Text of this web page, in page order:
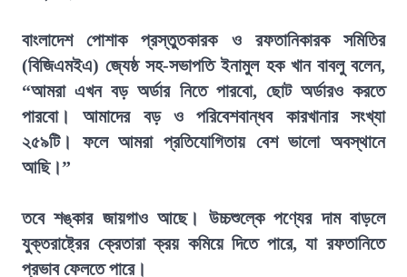
বাংলাদেশ পোশাক প্রস্তুতকারক ও রফতানিকারক সমিতির
(বিজিএমইএ) জ্যেষ্ঠ সহ-সভাপতি ইনামুল হক খান বাবলু বলেন,
“আমরা এখন বড় অর্ডার নিতে পারবো, ছোট অর্ডারও করতে
পারবো। আমাদের বড় ও পরিবেশবান্ধব কারখানার সংখ্যা
২৫৯টি। ফলে আমরা প্রতিযোগিতায় বেশ ভালো অবস্থানে
আছি।”
তবে শঙ্কার জায়গাও আছে। উচ্চশুল্কে পণ্যের দাম বাড়লে
যুক্তরাষ্ট্রের ক্রেতারা ক্রয় কমিয়ে দিতে পারে, যা রফতানিতে
প্রভাব ফেলতে পারে।